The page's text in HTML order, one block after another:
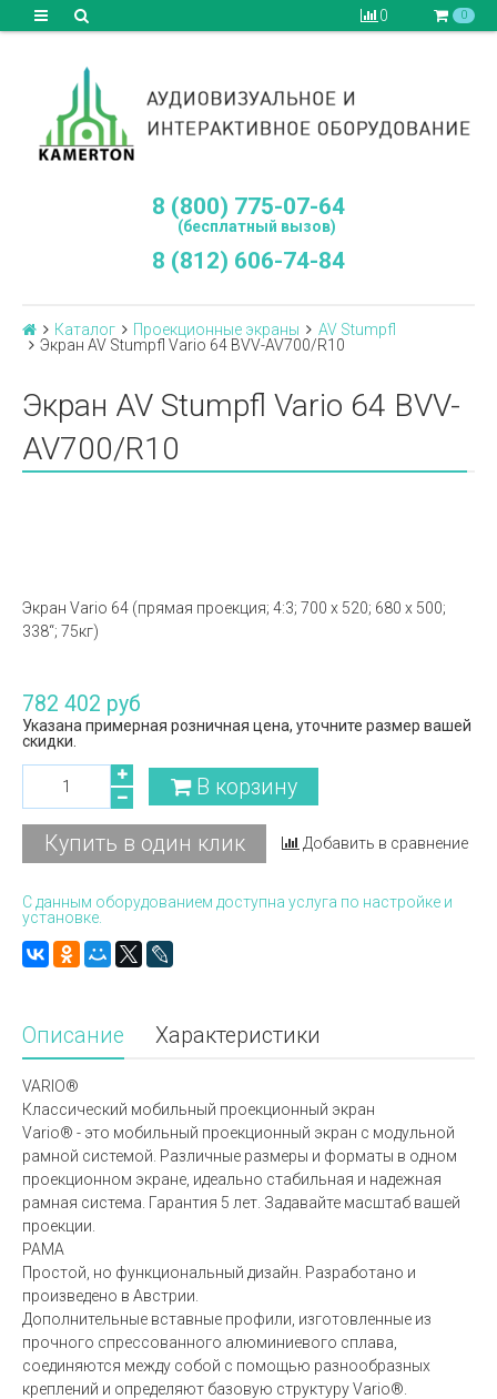
0 0
8 (800) 775-07-64
(бесплатный вызов)
8 (812) 606-74-84
Каталог Проекционные экраны
AV Stumpfl
Экран AV Stumpfl Vario 64 BVV-AV700/R10
Экран AV Stumpfl Vario 64 BVV-
AV700/R10
Экран Vario 64 (прямая проекция; 4:3; 700 x 520; 680 x 500;
338“; 75кг)
782 402 руб
Указана примерная розничная цена, уточните размер вашей
скидки.
В корзину
Купить в один клик Добавить в сравнение
С данным оборудованием доступна услуга по настройке и
установке.
Описание Характеристики
VARIO®
Классический мобильный проекционный экран
Vario® - это мобильный проекционный экран с модульной
рамной системой. Различные размеры и форматы в одном
проекционном экране, идеально стабильная и надежная
рамная система. Гарантия 5 лет. Задавайте масштаб вашей
проекции.
РАМА
Простой, но функциональный дизайн. Разработано и
произведено в Австрии.
Дополнительные вставные профили, изготовленные из
прочного спрессованного алюминиевого сплава,
соединяются между собой с помощью разнообразных
креплений и определяют базовую структуру Vario®.